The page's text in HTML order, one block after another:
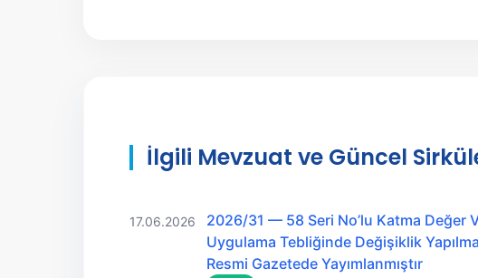
İlgili Mevzuat ve Güncel
17.06.2026
2026/31 — 58 Seri No’lu Katma Değer
Uygulama Tebliğinde Değişiklik
Resmi Gazetede Yayımlanmıştır